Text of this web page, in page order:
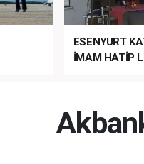
ESENYURT
İMAM HATİP